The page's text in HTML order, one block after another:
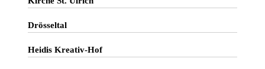
Drösseltal
Heidis Kreativ-Hof